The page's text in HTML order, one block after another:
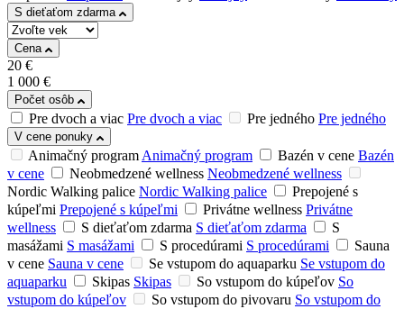
S dieťaťom zdarma
Cena
20 €
1 000 €
Počet osôb
Pre dvoch a viac Pre dvoch a viac Pre jedného Pre jedného
V cene ponuky
Animačný programAnimačný program Bazén v cene Bazén
v cene
Neobmedzené wellness Neobmedzené wellness
Nordic Walking palice Nordic Walking palice
Prepojené s
kúpeľmi Prepojené s kúpeľmi Privátne wellness Privátne
wellness
S dieťaťom zdarma S dieťaťom zdarma
S
masážami S masážami S procedúrami S procedúrami
Sauna
v cene Sauna v cene Se vstupom do aquaparku Se vstupom do
aquaparku
Skipas Skipas So vstupom do kúpeľov So
vstupom do kúpeľov
So vstupom do pivovaru So vstupom do